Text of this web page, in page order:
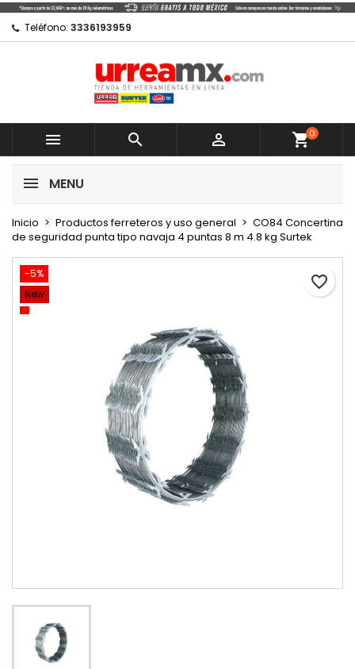
Teléfono: 3336193959
   shopping_cart0
MENU
Inicio Productos ferreteros y uso general
CO84 Concertina
de seguridad punta tipo navaja 4 puntas 8 m 4.8 kg Surtek
favorite_border
-5%
New
Mi lista de regalos
Crear nueva lista
Crear lista de deseos
Nombre de la lista de deseos
Cancelar
Iniciar sesión
Debe iniciar sesión para guardar productos en su
lista de deseos.
Cancelar
Iniciar sesión